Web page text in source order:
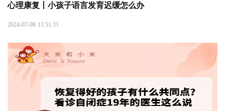
心理康复丨小孩子语言发育迟缓怎么办
2024-07-08 11:51:31